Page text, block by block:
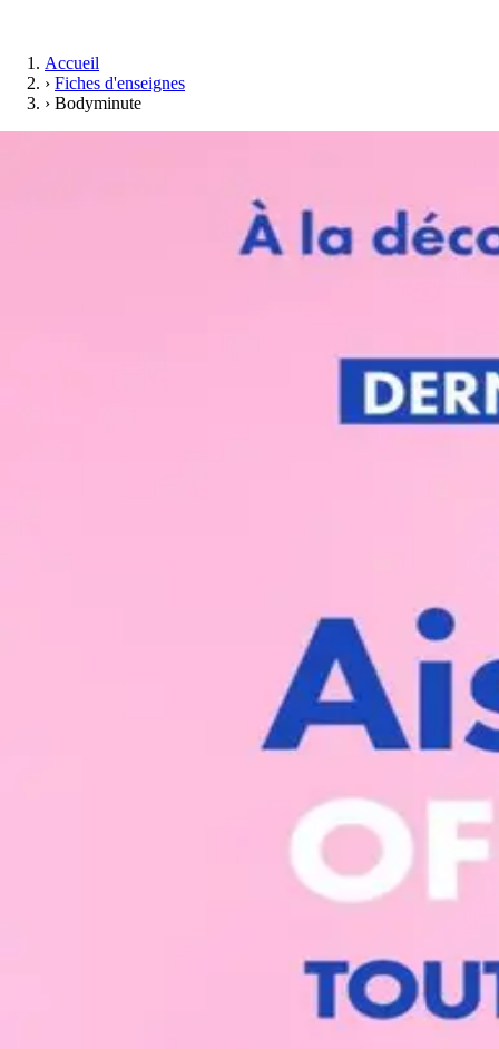
Accueil
› Fiches d'enseignes
› Bodyminute